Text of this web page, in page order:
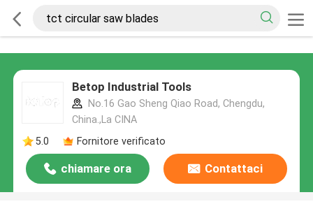
Betop Industrial Tools
No.16 Gao Sheng Qiao Road, Chengdu,
China.,La CINA
5.0
Fornitore verificato
chiamare ora Contattaci